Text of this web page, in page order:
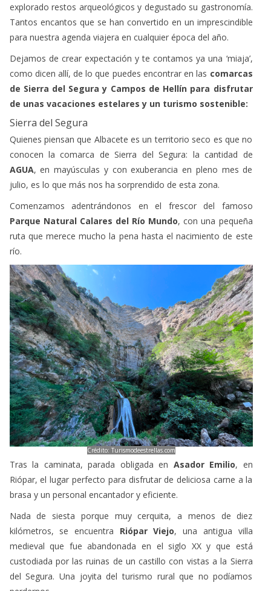
explorado restos arqueológicos y degustado su gastronomía.
Tantos encantos que se han convertido en un imprescindible
para nuestra agenda viajera en cualquier época del año.
Dejamos de crear expectación y te contamos ya una ‘miaja’,
como dicen allí, de lo que puedes encontrar en las comarcas
de Sierra del Segura y Campos de Hellín para disfrutar
de unas vacaciones estelares y un turismo sostenible:
Sierra del Segura
Quienes piensan que Albacete es un territorio seco es que no
conocen la comarca de Sierra del Segura: la cantidad de
AGUA, en mayúsculas y con exuberancia en pleno mes de
julio, es lo que más nos ha sorprendido de esta zona.
Comenzamos adentrándonos en el frescor del famoso
Parque Natural Calares del Río Mundo, con una pequeña
ruta que merece mucho la pena hasta el nacimiento de este
río.
Crédito: Turismodeestrellas.com
Tras la caminata, parada obligada en Asador Emilio, en
Riópar, el lugar perfecto para disfrutar de deliciosa carne a la
brasa y un personal encantador y eficiente.
Nada de siesta porque muy cerquita, a menos de diez
kilómetros, se encuentra Riópar Viejo, una antigua villa
medieval que fue abandonada en el siglo XX y que está
custodiada por las ruinas de un castillo con vistas a la Sierra
del Segura. Una joyita del turismo rural que no podíamos